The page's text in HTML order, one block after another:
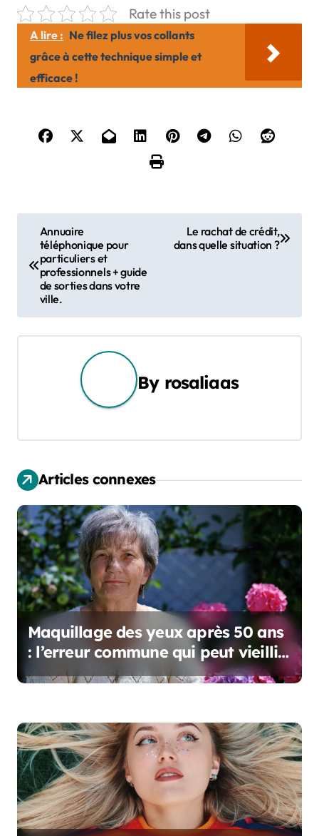
Rate this post
A lire : Ne filez plus vos collants
grâce à cette technique simple et
efficace !
a
i
g
i
n
d
e
l
’
a
i
c
l
e
Annuaire
téléphonique pour
particuliers et
professionnels + guide
de sorties dans votre
ville.
Le rachat de crédit,
dans quelle situation ?
By rosaliaas
Articles connexes
Maquillage des yeux après 50 ans
: l’erreur commune qui peut vieillir
votre regard